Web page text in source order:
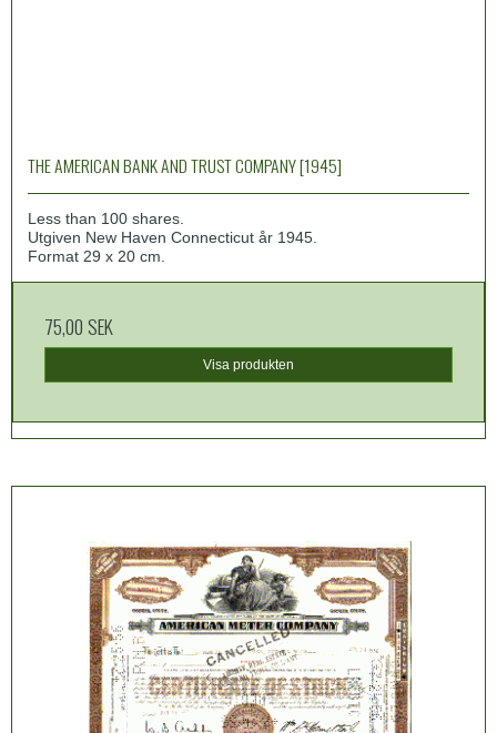
THE AMERICAN BANK AND TRUST COMPANY [1945]
Less than 100 shares.
Utgiven New Haven Connecticut år 1945.
Format 29 x 20 cm.
75,00 SEK
Visa produkten